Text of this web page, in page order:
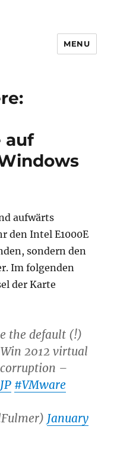
MENU
auf
aufwärts
den Intel E1000E
sondern den
Im folgenden
der Karte
the default (!)
2012 virtual
–
#VMware
January